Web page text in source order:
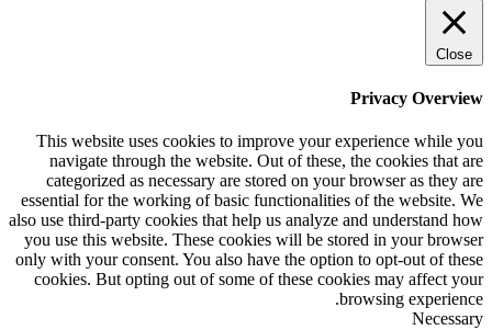
Close
Privacy Overview
This website uses cookies to improve your experience while you
navigate through the website. Out of these, the cookies that are
categorized as necessary are stored on your browser as they are
essential for the working of basic functionalities of the website. We
also use third-party cookies that help us analyze and understand how
you use this website. These cookies will be stored in your browser
only with your consent. You also have the option to opt-out of these
cookies. But opting out of some of these cookies may affect your
browsing experience.
Necessary